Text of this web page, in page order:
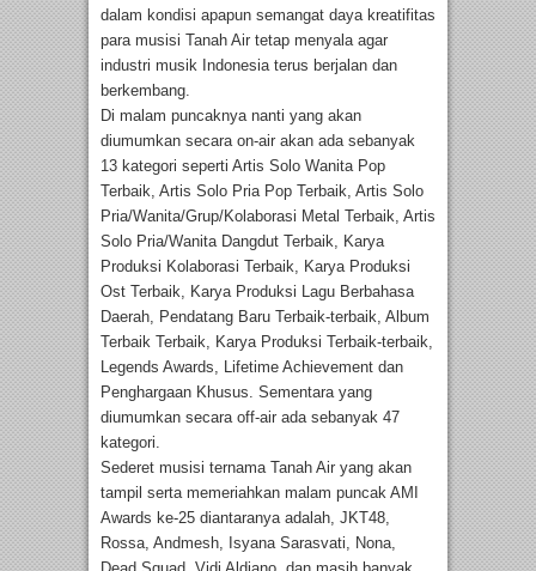
dalam kondisi apapun semangat daya kreatifitas
para musisi Tanah Air tetap menyala agar
industri musik Indonesia terus berjalan dan
berkembang.
Di malam puncaknya nanti yang akan
diumumkan secara on-air akan ada sebanyak
13 kategori seperti Artis Solo Wanita Pop
Terbaik, Artis Solo Pria Pop Terbaik, Artis Solo
Pria/Wanita/Grup/Kolaborasi Metal Terbaik, Artis
Solo Pria/Wanita Dangdut Terbaik, Karya
Produksi Kolaborasi Terbaik, Karya Produksi
Ost Terbaik, Karya Produksi Lagu Berbahasa
Daerah, Pendatang Baru Terbaik-terbaik, Album
Terbaik Terbaik, Karya Produksi Terbaik-terbaik,
Legends Awards, Lifetime Achievement dan
Penghargaan Khusus. Sementara yang
diumumkan secara off-air ada sebanyak 47
kategori.
Sederet musisi ternama Tanah Air yang akan
tampil serta memeriahkan malam puncak AMI
Awards ke-25 diantaranya adalah, JKT48,
Rossa, Andmesh, Isyana Sarasvati, Nona,